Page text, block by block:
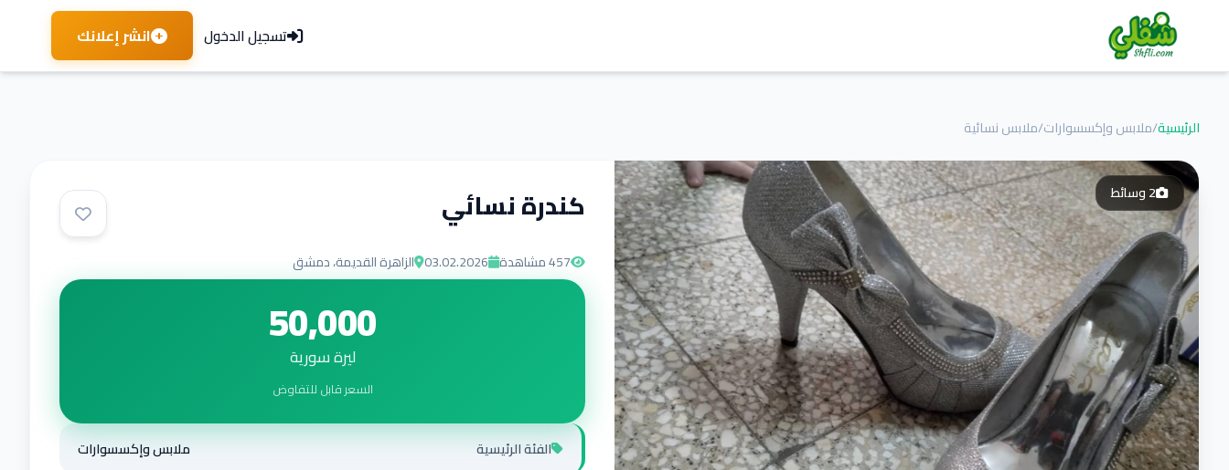
تسجيل الدخول انشر إعلانك
الرئيسية/ملابس وإكسسوارات/ملابس نسائية
2وسائط كندرة نسائي
457مشاهدة 03.02.2026 الزاهرة القديمة، دمشق
50,000
ليرة سورية
السعر قابل للتفاوض
الفئة الرئيسية ملابس وإكسسوارات